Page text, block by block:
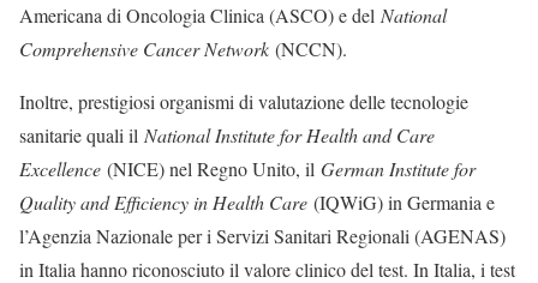
Americana di Oncologia Clinica (ASCO) e del National
Comprehensive Cancer Network (NCCN).
Inoltre, prestigiosi organismi di valutazione delle tecnologie
sanitarie quali il National Institute for Health and Care
Excellence (NICE) nel Regno Unito, il German Institute for
Quality and Efficiency in Health Care (IQWiG) in Germania e
l’Agenzia Nazionale per i Servizi Sanitari Regionali (AGENAS)
in Italia hanno riconosciuto il valore clinico del test. In Italia, i test